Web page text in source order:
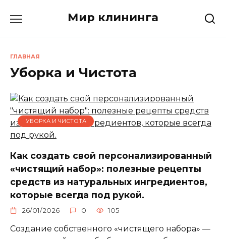
Мир клининга
ГЛАВНАЯ
Уборка и Чистота
УБОРКА И ЧИСТОТА
Как создать свой персонализированный
«чистящий набор»: полезные рецепты
средств из натуральных ингредиентов,
которые всегда под рукой.
26/01/2026 0 105
Создание собственного «чистящего набора» —